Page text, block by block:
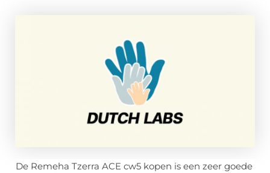
De Remeha Tzerra ACE cw5 kopen is een zeer goede